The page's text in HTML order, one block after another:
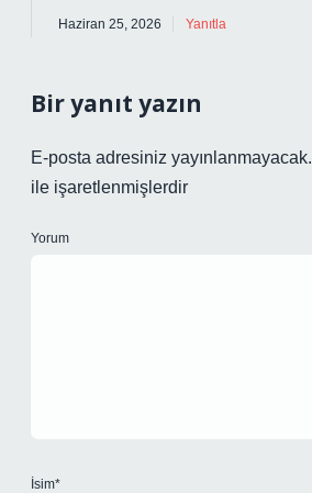
Haziran 25, 2026 Yanıtla
Bir yanıt yazın
E-posta adresiniz yayınlanmayacak.
ile işaretlenmişlerdir
Yorum
İsim*